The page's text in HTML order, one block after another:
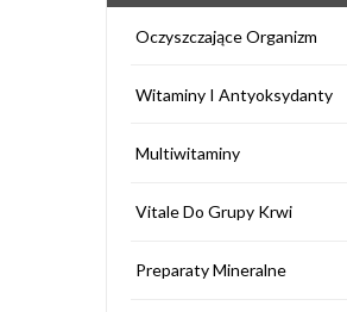
Oczyszczające Organizm
Witaminy I Antyoksydanty
Multiwitaminy
Vitale Do Grupy Krwi
Preparaty Mineralne